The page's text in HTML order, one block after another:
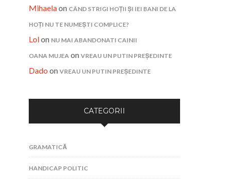
Mihaelaon CÂND STRIGI HOȚII ȘI IEI BANI DE LA
HOȚI NU TE NUMEȘTI COMPLICE?
Lolon NU MAI ABANDONATI CAINII
OANA MUJEA on VREAU UN PUTIN PREȘEDINTE
Dado on VREAU UN PUTIN PREȘEDINTE
CATEGORII
GRAMATICĂ
HANDICAP POLITIC